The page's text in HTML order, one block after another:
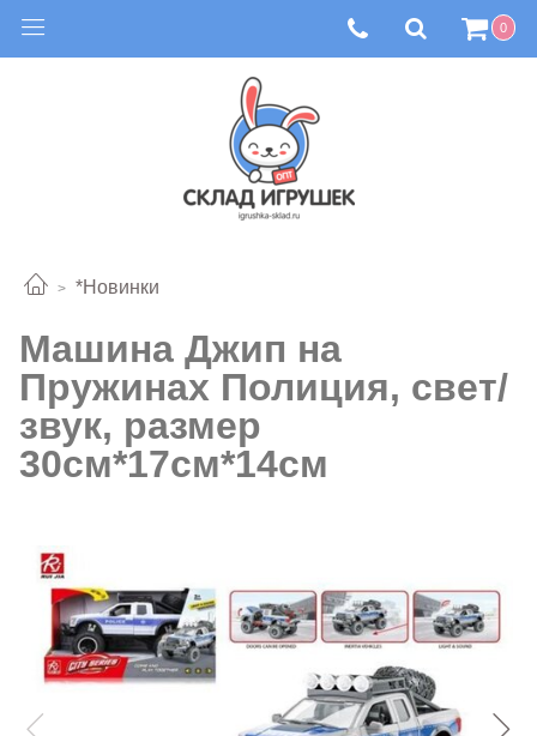
0
*Новинки
Машина Джип на
Пружинах Полиция, свет/
звук, размер
30см*17см*14см